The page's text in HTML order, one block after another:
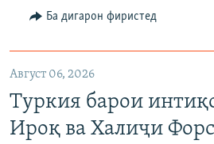
Ба дигарон фиристед
Август 06, 2026
Туркия барои
Ироқ ва Халиҷи